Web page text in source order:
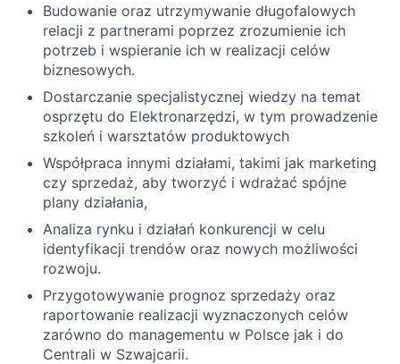
Budowanie oraz utrzymywanie długofalowych
relacji z partnerami poprzez zrozumienie ich
potrzeb i wspieranie ich w realizacji celów
biznesowych.
Dostarczanie specjalistycznej wiedzy na temat
osprzętu do Elektronarzędzi, w tym prowadzenie
szkoleń i warsztatów produktowych
Współpraca innymi działami, takimi jak marketing
czy sprzedaż, aby tworzyć i wdrażać spójne
plany działania,
Analiza rynku i działań konkurencji w celu
identyfikacji trendów oraz nowych możliwości
rozwoju.
Przygotowywanie prognoz sprzedaży oraz
raportowanie realizacji wyznaczonych celów
zarówno do managementu w Polsce jak i do
Centrali w Szwajcarii.